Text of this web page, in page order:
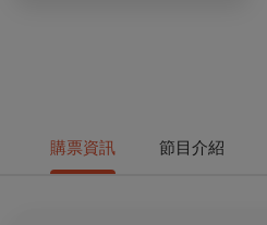
購票資訊 節目介紹